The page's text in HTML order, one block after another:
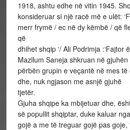
1918, ashtu edhe në vitin 1945.
konsideruar si një racë më e ulët:
merr frymë / ec në dy këmbë / që
që
dhihet shqip ‘/ Ali Podrimja :‘Fajtor
Mazllum Saneja shkruan në
përbën grupin e veçantë në mes
dhe, nuk ngjason me asnjë gjuhë
tjetër.
Gjuha shqipe ka mbijetuar dhe,
së popullit shqiptar, duke kaluar
gojë a me të treguar gojë pas goje,